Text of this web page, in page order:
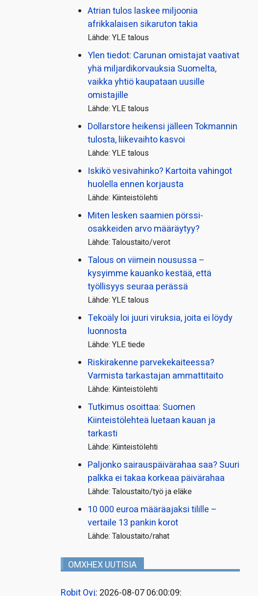
Atrian tulos laskee miljoonia
afrikkalaisen sikaruton takia
Lähde: YLE talous
Ylen tiedot: Carunan omistajat vaativat
yhä miljardi­korvauksia Suomelta,
vaikka yhtiö kaupataan uusille
omistajille
Lähde: YLE talous
Dollarstore heikensi jälleen Tokmannin
tulosta, liikevaihto kasvoi
Lähde: YLE talous
Iskikö vesivahinko? Kartoita vahingot
huolella ennen korjausta
Lähde: Kiinteistölehti
Miten lesken saamien pörssi­
osakkeiden arvo määräytyy?
Lähde: Taloustaito/verot
Talous on viimein nousussa –
kysyimme kauanko kestää, että
työllisyys seuraa perässä
Lähde: YLE talous
Tekoäly loi juuri viruksia, joita ei löydy
luonnosta
Lähde: YLE tiede
Riskirakenne parvekekaiteessa?
Varmista tarkastajan ammattitaito
Lähde: Kiinteistölehti
Tutkimus osoittaa: Suomen
Kiinteistölehteä luetaan kauan ja
tarkasti
Lähde: Kiinteistölehti
Paljonko sairauspäivä­rahaa saa? Suuri
palkka ei takaa korkeaa päivärahaa
Lähde: Taloustaito/työ ja eläke
10 000 euroa määräajaksi tilille –
vertaile 13 pankin korot
Lähde: Taloustaito/rahat
OMXHEX UUTISIA
Robit Oyj: 2026-08-07 06:00:09: